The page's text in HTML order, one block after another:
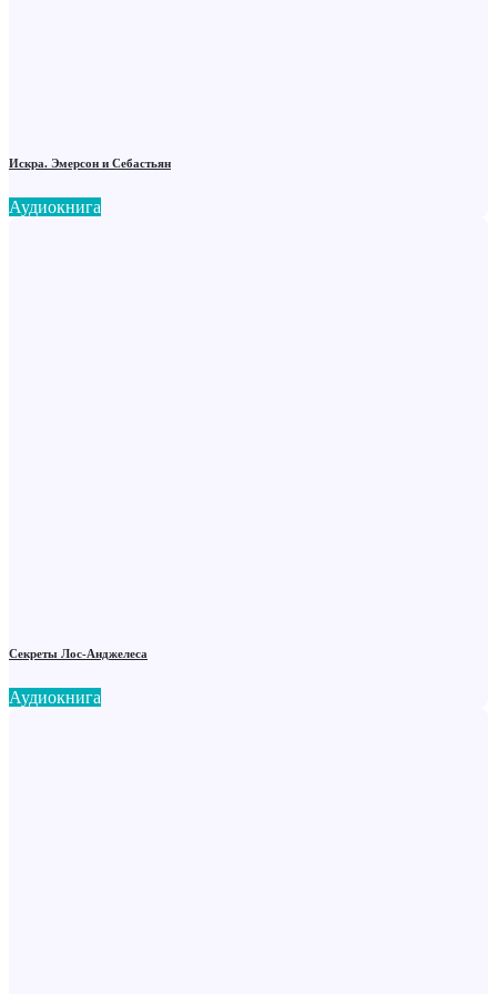
Искра. Эмерсон и Себастьян
Аудиокнига
Секреты Лос-Анджелеса
Аудиокнига